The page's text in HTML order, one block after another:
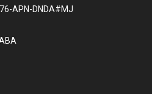
APN-DNDA#MJ